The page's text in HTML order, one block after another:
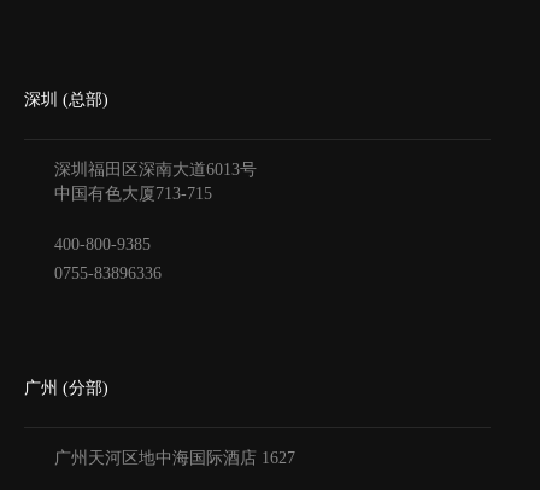
深圳 (总部)
深圳福田区深南大道6013号
中国有色大厦713-715
400-800-9385
0755-83896336
广州 (分部)
广州天河区地中海国际酒店 1627